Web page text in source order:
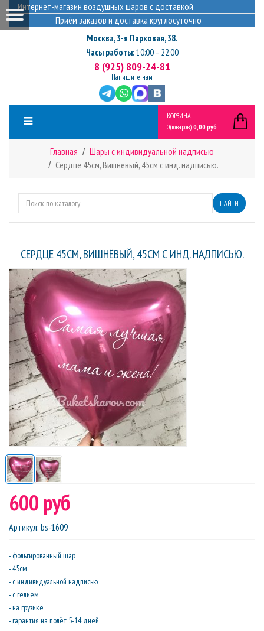
Интернет-магазин воздушных шаров с доставкой
Приём заказов и доставка круглосуточно
Москва,3-я Парковая, 38.
Часы работы:10:00 – 22:00
8 (925) 809-24-81
Напишите нам
КОРЗИНА
0(товаров) 0,00 руб
Главная
Шары с индивидуальной надписью
Сердце 45см, Вишнёвый, 45см с инд. надписью.
НАЙТИ
СЕРДЦЕ 45СМ, ВИШНЁВЫЙ, 45СМ С ИНД. НАДПИСЬЮ.
600 руб
Артикул: bs-1609
- фольгированный шар
- 45см
- с индивидуальной надписью
- с гелием
- на грузике
- гарантия на полёт 5-14 дней